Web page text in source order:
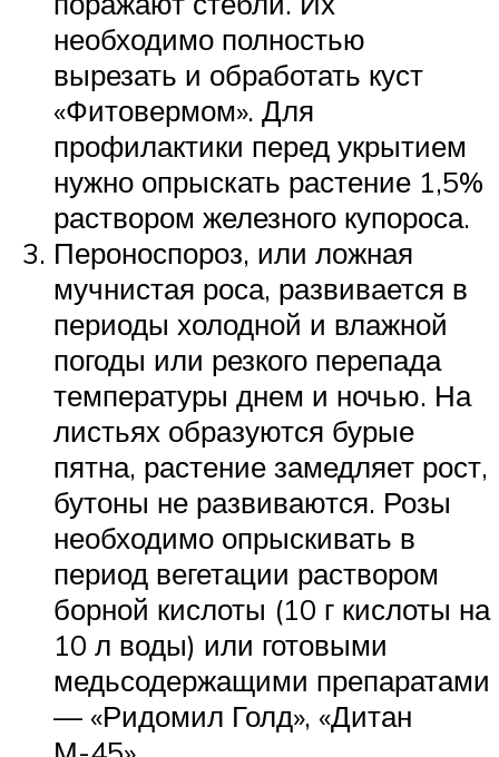
необходимо полностью
вырезать и обработать куст
«Фитовермом». Для
профилактики перед укрытием
нужно опрыскать растение 1,5%
раствором железного купороса.
Пероноспороз, или ложная
мучнистая роса, развивается в
периоды холодной и влажной
погоды или резкого перепада
температуры днем и ночью. На
листьях образуются бурые
пятна, растение замедляет рост,
бутоны не развиваются. Розы
необходимо опрыскивать в
период вегетации раствором
борной кислоты (10 г кислоты на
10 л воды) или готовыми
медьсодержащими препаратами
— «Ридомил Голд», «Дитан